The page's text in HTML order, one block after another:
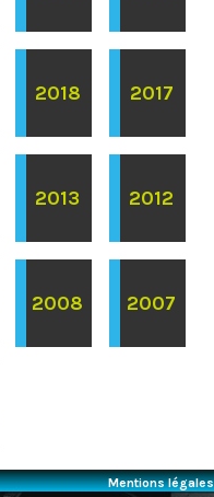
2018 2017
2013 2012
2008 2007
Mentions légales